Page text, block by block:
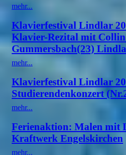
mehr...
Klavierfestival Lindlar
Klavier-Rezital mit
Gummersbach(23)
mehr...
Klavierfestival Lindlar
Studierendenkonzert
mehr...
Ferienaktion: Malen mit
Kraftwerk Engelskirchen
mehr...